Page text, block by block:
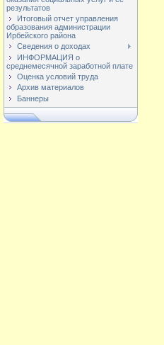
результатов
Итоговый отчет управления
образования администрации
Ирбейского района
Сведения о доходах
ИНФОРМАЦИЯ о
среднемесячной заработной плате
Оценка условий труда
Архив материалов
Баннеры